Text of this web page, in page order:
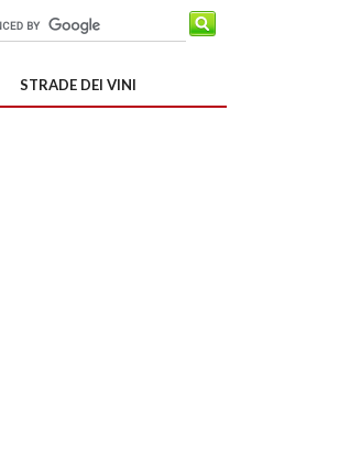
STRADE DEI VINI